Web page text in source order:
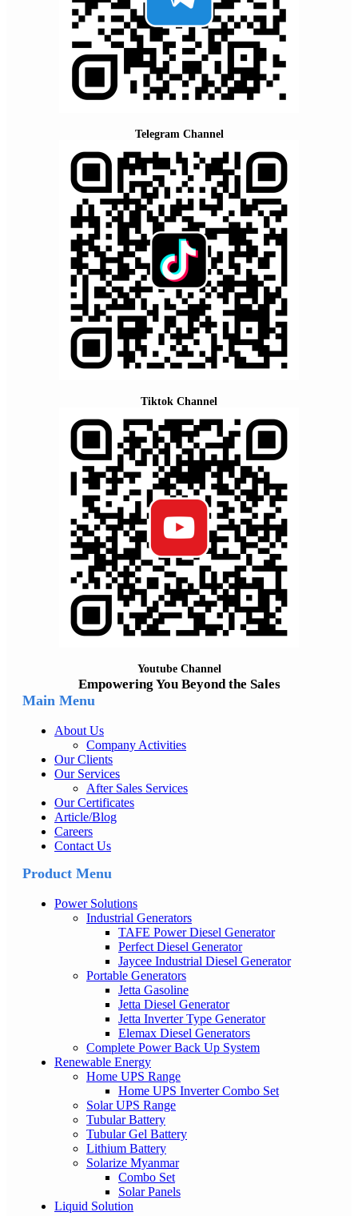
Telegram Channel
Tiktok Channel
Youtube Channel
Empowering You Beyond the Sales
Main Menu
About Us
Company Activities
Our Clients
Our Services
After Sales Services
Our Certificates
Article/Blog
Careers
Contact Us
Product Menu
Power Solutions
Industrial Generators
TAFE Power Diesel Generator
Perfect Diesel Generator
Jaycee Industrial Diesel Generator
Portable Generators
Jetta Gasoline
Jetta Diesel Generator
Jetta Inverter Type Generator
Elemax Diesel Generators
Complete Power Back Up System
Renewable Energy
Home UPS Range
Home UPS Inverter Combo Set
Solar UPS Range
Tubular Battery
Tubular Gel Battery
Lithium Battery
Solarize Myanmar
Combo Set
Solar Panels
Liquid Solution